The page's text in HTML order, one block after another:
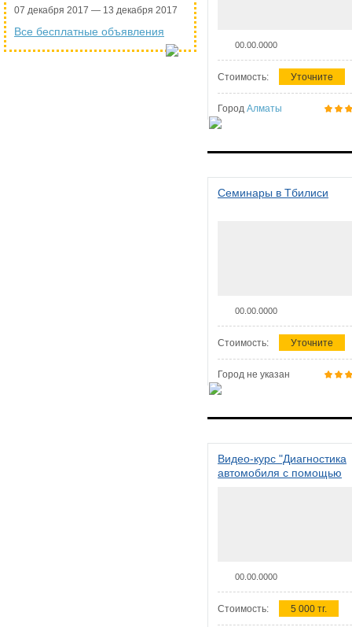
07 декабря 2017 — 13 декабря 2017
Все бесплатные объявления
00.00.0000
Стоимость: Уточните
Город Алматы
Семинары в Тбилиси
00.00.0000
Стоимость: Уточните
Город не указан
Видео-курс "Диагностика
автомобиля с помощью
00.00.0000
Стоимость: 5 000 тг.